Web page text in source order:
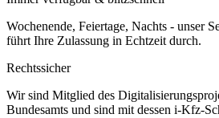
Wochenende, Feiertage, Nachts - unser
führt Ihre Zulassung in Echtzeit durch.
Rechtssicher
Wir sind Mitglied des
Bundesamts und sind mit dessen i-Kfz-